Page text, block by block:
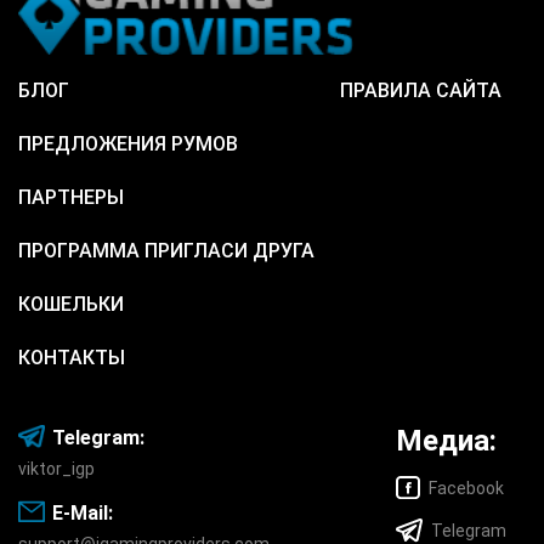
БЛОГ
ПРЕДЛОЖЕНИЯ РУМОВ
ПАРТНЕРЫ
ПРОГРАММА ПРИГЛАСИ ДРУГА
КОШЕЛЬКИ
КОНТАКТЫ
ПРАВИЛА САЙТА
Telegram:
viktor_igp
E-Mail:
Медиа:
Facebook
Telegram